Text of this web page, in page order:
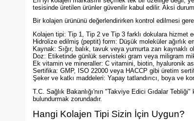
tesisinde üretilen ürünler güvenilir kabul edilir. Aksi
Bir kolajen ürününü değerlendirirken kontrol edilmesi
Kolajen tipi: Tip 1, Tip 2 ve Tip 3 farklı dokulara hizmet
Hidrolize edilmiş (peptit) form: Düşük moleküler ağırlık
Kaynak: Sığır, balık, tavuk veya yumurta zarı kaynaklı
Doz: Etiketinde günlük servisteki gram veya miligram
Ek vitamin ve mineraller: C vitamini, biotin, hyaluronik
Sertifika: GMP, ISO 22000 veya HACCP gibi üretim
Şeker ve katkı maddeleri: Yapay tatlandırıcı, boya ve
T.C. Sağlık Bakanlığı'nın "Takviye Edici Gıdalar
bulundurmak zorundadır.
Hangi Kolajen Tipi Sizin İçin Uygun?